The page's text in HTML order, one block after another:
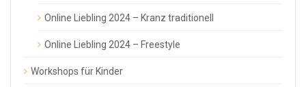
Online Liebling 2024 – Kranz traditionell
Online Liebling 2024 – Freestyle
Workshops für Kinder